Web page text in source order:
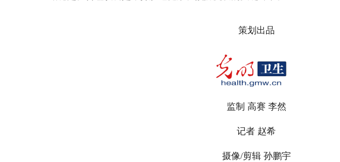
策划出品
监制 高赛 李然
记者 赵希
摄像/剪辑 孙鹏宇